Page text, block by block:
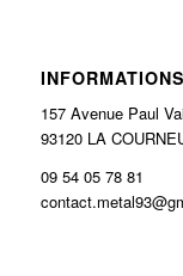
INFORMATIONS
157 Avenue Paul
93120 LA
09 54 05 78 81